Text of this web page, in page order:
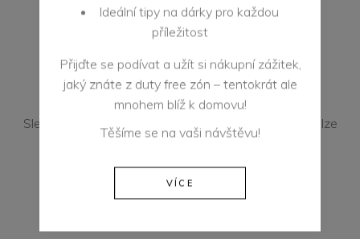
Ideální tipy na dárky pro každou
příležitost
Přijďte se podívat a užít si nákupní zážitek,
jaký znáte z duty free zón – tentokrát ale
mnohem blíž k domovu!
Těšíme se na vaši návštěvu!
VÍCE
SLEVA V RÁMCI VIP
KLUBU
Sleva 5% z outletové ceny na veškerý sortiment. Nelze
ZAPOJTE SE DO VIP KLUBU